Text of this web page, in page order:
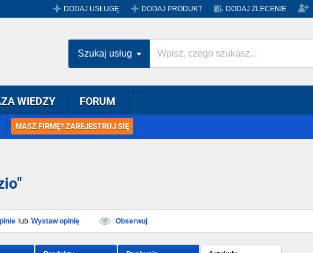
DODAJ USŁUGĘ DODAJ PRODUKT DODAJ ZLECENIE
MASZ FIRMĘ? ZAREJESTRUJ SIĘ
WIEDZY FORUM
Szukaj usług
lub Wystaw opinię Obserwuj